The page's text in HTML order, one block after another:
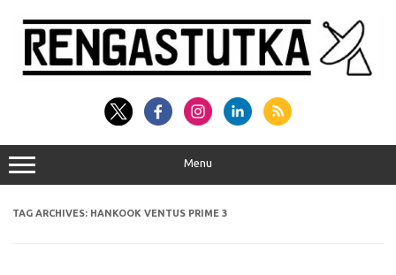
content
Menu
TAG ARCHIVES: HANKOOK VENTUS PRIME 3